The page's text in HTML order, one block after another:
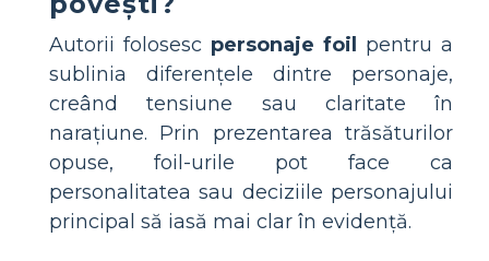
Autorii folosesc personaje foil
pentru a
sublinia diferențele dintre personaje,
creând tensiune sau claritate în
narațiune. Prin prezentarea trăsăturilor
opuse, foil-urile pot face ca
personalitatea sau deciziile personajului
principal să iasă mai clar în evidență.